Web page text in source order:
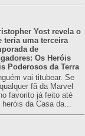
Yost revela o
teria uma terceira
de
Os Heróis
Poderosos da Terra
vai titubear. Se
fã da Marvel
favorito já feito até
da Casa da...